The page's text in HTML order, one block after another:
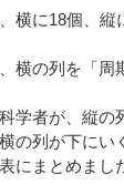
横に18個、縦
横の列を「周
学者が、縦の
の列が下にい
にまとめまし